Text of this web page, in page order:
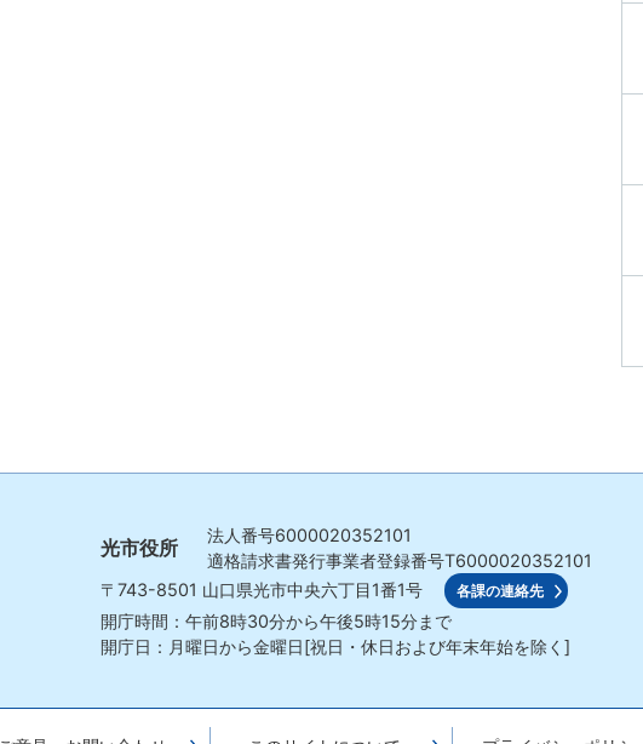
光市役所
法人番号6000020352101
適格請求書発行事業者登録番号T6000020352101
〒743-8501 山口県光市中央六丁目1番1号 各課の連絡先
開庁時間：午前8時30分から午後5時15分まで
開庁日：月曜日から金曜日[祝日・休日および年末年始を除く]